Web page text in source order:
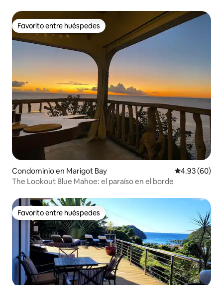
Favorito entre huéspedes
Favorito entre huéspedes
Condominio en Marigot Bay Calificación
4.93 (60)
The Lookout Blue Mahoe: el paraíso en el borde
Favorito entre huéspedes
Favorito entre huéspedes